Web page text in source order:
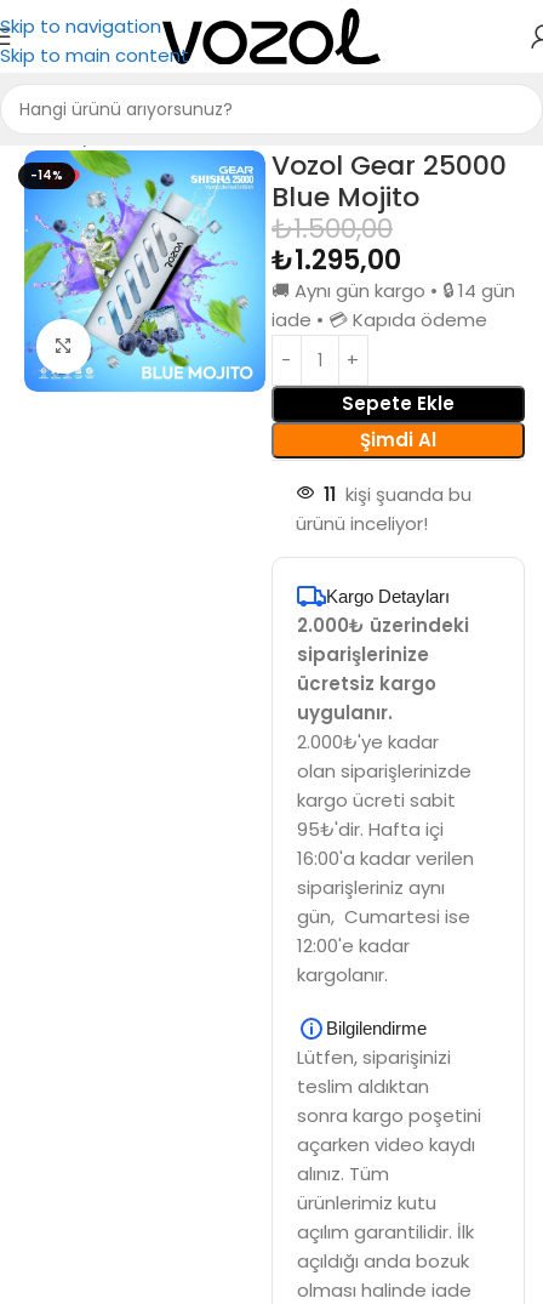
Skip to navigation
Skip to main content
Ana Sayfa Puff Bar
-14%
Büyütmek için tıkla
Vozol Gear 25000
Blue Mojito
₺1.500,00
₺1.295,00
🚚 Aynı gün kargo • 🔒 14 gün
iade • 💳 Kapıda ödeme
Sepete Ekle
Şimdi Al
11 kişi şuanda bu
ürünü inceliyor!
Kargo Detayları
2.000₺ üzerindeki
siparişlerinize
ücretsiz kargo
uygulanır.
2.000₺'ye kadar
olan siparişlerinizde
kargo ücreti sabit
95₺'dir. Hafta içi
16:00'a kadar verilen
siparişleriniz aynı
gün, Cumartesi ise
12:00'e kadar
kargolanır.
Bilgilendirme
Lütfen, siparişinizi
teslim aldıktan
sonra kargo poşetini
açarken video kaydı
alınız. Tüm
ürünlerimiz kutu
açılım garantilidir. İlk
açıldığı anda bozuk
olması halinde iade